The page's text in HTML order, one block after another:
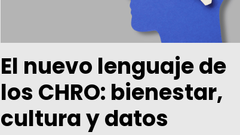
El nuevo lenguaje de
los CHRO: bienestar,
cultura y datos